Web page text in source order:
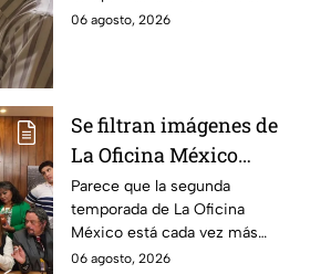
durante la grabación de
la película
cuerpo durante el rodaje de la
06 agosto, 2026
Se filtran imágenes de
La Oficina México
temporada 2 y un
detalle desata teorías
entre los fans
Parece que la segunda
temporada de La Oficina
México está cada vez más
cerca, pues el elenco ya se
06 agosto, 2026